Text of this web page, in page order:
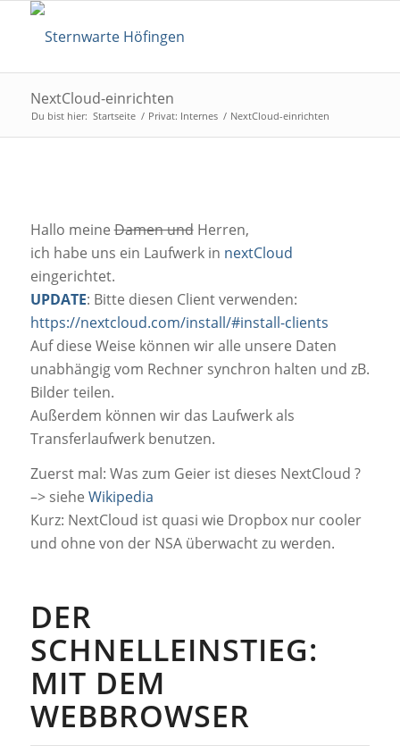
NextCloud-einrichten
Du bist hier: Startseite / Privat: Internes / NextCloud-einrichten
Hallo meineDamen undHerren,
ich habe uns ein Laufwerk in nextCloud
eingerichtet.
UPDATE: Bitte diesen Client verwenden:
https://nextcloud.com/install/#install-clients
Auf diese Weise können wir alle unsere Daten
unabhängig vom Rechner synchron halten und zB.
Bilder teilen.
Außerdem können wir das Laufwerk als
Transferlaufwerk benutzen.
Zuerst mal: Was zum Geier ist dieses NextCloud ?
–> siehe Wikipedia
Kurz: NextCloud ist quasi wie Dropbox nur cooler
und ohne von der NSA überwacht zu werden.
DER
SCHNELLEINSTIEG:
MIT DEM
WEBBROWSER